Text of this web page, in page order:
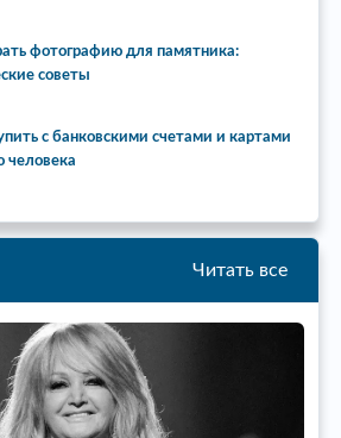
фотографию для памятника:
советы
с банковскими счетами и картами
человека
Читать все